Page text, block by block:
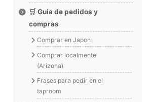
🛒 Guia de pedidos y
compras
Comprar en Japon
Comprar localmente
(Arizona)
Frases para pedir en el
taproom